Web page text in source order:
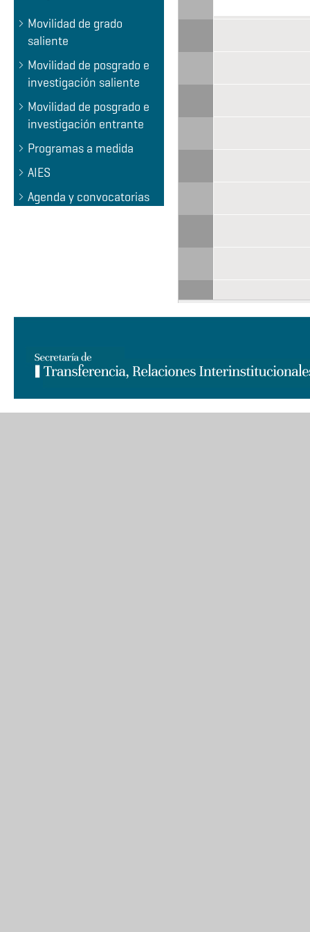
Movilidad de grado
saliente
Movilidad de posgrado e
investigación saliente
Movilidad de posgrado e
investigación entrante
Programas a medida
AIES
Agenda y convocatorias